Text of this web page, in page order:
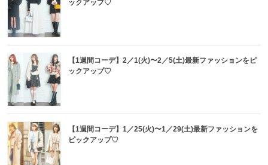
ックアップ♡
【1週間コーデ】2／1(火)〜2／5(土)最新ファッションをピ
ックアップ♡
【1週間コーデ】1／25(火)〜1／29(土)最新ファッションを
ピックアップ♡